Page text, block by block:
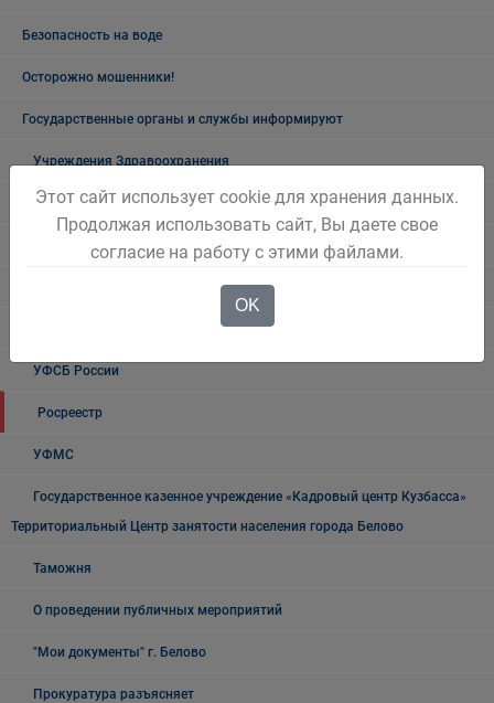
Безопасность на воде
Осторожно мошенники!
Государственные органы и службы информируют
Учреждения Здравоохранения
Налоговая инспекция информирует
Прокуратура информирует
УФСБ России
Росреестр
УФМС
Государственное казенное учреждение «Кадровый центр Кузбасса»
Территориальный Центр занятости населения города Белово
Таможня
О проведении публичных мероприятий
"Мои документы" г. Белово
Прокуратура разъясняет
Этот сайт использует cookie для хранения данных.
Продолжая использовать сайт, Вы даете свое
согласие на работу с этими файлами.
OK